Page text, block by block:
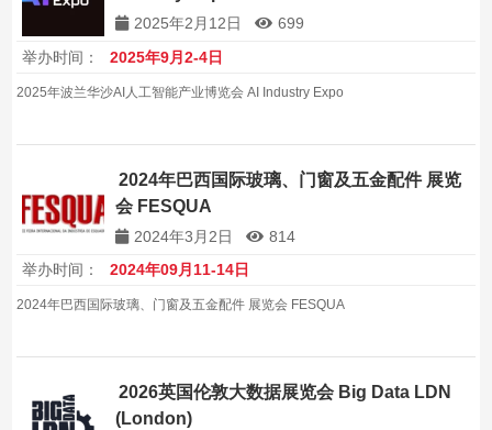
2025年2月12日
699
举办时间：
2025年9月2-4日
2025年波兰华沙AI人工智能产业博览会 AI Industry Expo
2024年巴西国际玻璃、门窗及五金配件 展览
会 FESQUA
2024年3月2日
814
举办时间：
2024年09月11-14日
2024年巴西国际玻璃、门窗及五金配件 展览会 FESQUA
2026英国伦敦大数据展览会 Big Data LDN
(London)